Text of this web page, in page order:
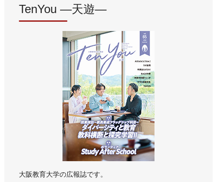
TenYou ―天遊―
大阪教育大学の広報誌です。